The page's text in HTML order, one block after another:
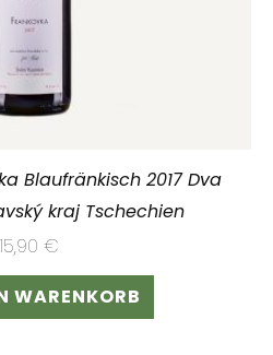
Blaufränkisch 2017 Dva
kraj Tschechien
15,90 €
WARENKORB